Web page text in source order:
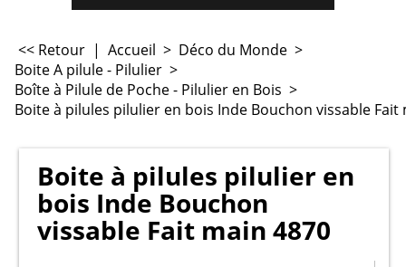
<< Retour | Accueil > Déco du Monde >
Boite A pilule - Pilulier >
Boîte à Pilule de Poche - Pilulier en Bois >
Boite à pilules pilulier en bois Inde Bouchon vissable Fait
Boite à pilules pilulier en
bois Inde Bouchon
vissable Fait main 4870